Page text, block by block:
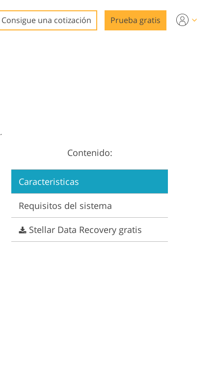
Consigue una cotización Prueba gratis
.
Contenido:
Caracteristicas
Requisitos del sistema
Stellar Data Recovery gratis